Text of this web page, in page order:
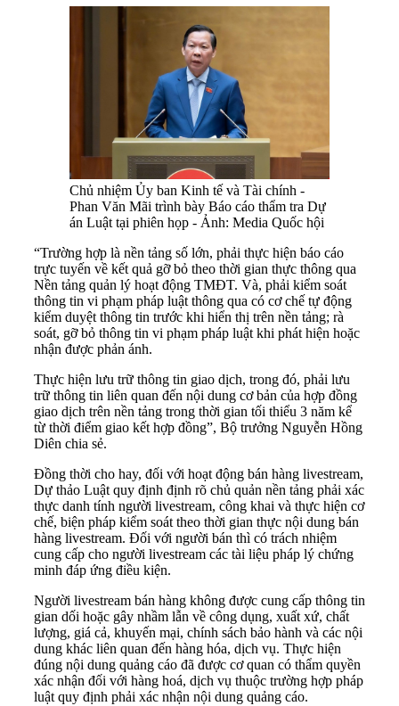
Chủ nhiệm Ủy ban Kinh tế và Tài chính -
Phan Văn Mãi trình bày Báo cáo thẩm tra Dự
án Luật tại phiên họp - Ảnh: Media Quốc hội
“Trường hợp là nền tảng số lớn, phải thực hiện báo cáo
trực tuyến về kết quả gỡ bỏ theo thời gian thực thông qua
Nền tảng quản lý hoạt động TMĐT. Và, phải kiểm soát
thông tin vi phạm pháp luật thông qua có cơ chế tự động
kiểm duyệt thông tin trước khi hiển thị trên nền tảng; rà
soát, gỡ bỏ thông tin vi phạm pháp luật khi phát hiện hoặc
nhận được phản ánh.
Thực hiện lưu trữ thông tin giao dịch, trong đó, phải lưu
trữ thông tin liên quan đến nội dung cơ bản của hợp đồng
giao dịch trên nền tảng trong thời gian tối thiểu 3 năm kể
từ thời điểm giao kết hợp đồng”, Bộ trưởng Nguyễn Hồng
Diên chia sẻ.
Đồng thời cho hay, đối với hoạt động bán hàng livestream,
Dự thảo Luật quy định định rõ chủ quản nền tảng phải xác
thực danh tính người livestream, công khai và thực hiện cơ
chế, biện pháp kiểm soát theo thời gian thực nội dung bán
hàng livestream. Đối với người bán thì có trách nhiệm
cung cấp cho người livestream các tài liệu pháp lý chứng
minh đáp ứng điều kiện.
Người livestream bán hàng không được cung cấp thông tin
gian dối hoặc gây nhầm lẫn về công dụng, xuất xứ, chất
lượng, giá cả, khuyến mại, chính sách bảo hành và các nội
dung khác liên quan đến hàng hóa, dịch vụ. Thực hiện
đúng nội dung quảng cáo đã được cơ quan có thẩm quyền
xác nhận đối với hàng hoá, dịch vụ thuộc trường hợp pháp
luật quy định phải xác nhận nội dung quảng cáo.